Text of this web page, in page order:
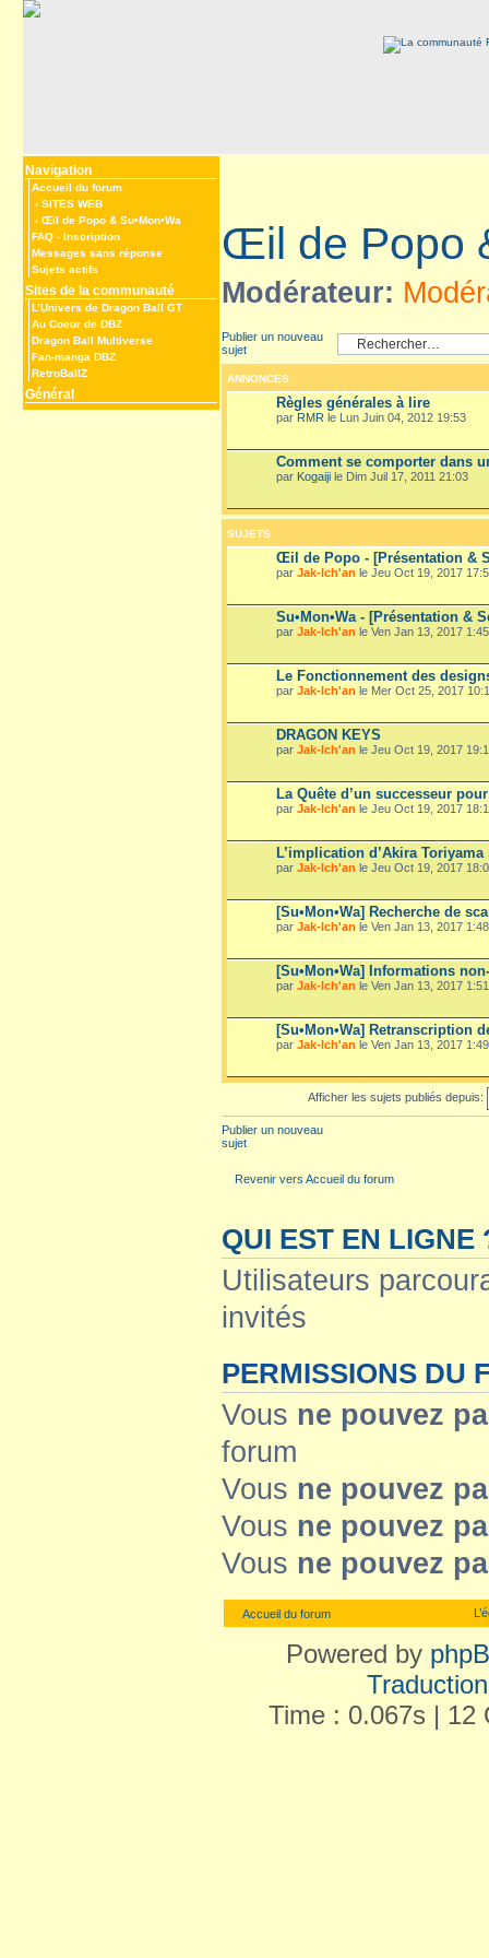
Navigation
Accueil du forum
‹ SITES WEB
‹ Œil de Popo & Su•Mon•Wa
FAQ - Inscription
Messages sans réponse
Sujets actifs
Sites de la communauté
L’Univers de Dragon Ball GT
Au Coeur de DBZ
Dragon Ball Multiverse
Fan-manga DBZ
RetroBallZ
Général
Œil de Popo
Modérateur:
Publier un nouveau
sujet
ANNONCES
Règles générales à lire
par RMR le Lun Juin 04, 2012 19:53
Comment se comporter dans
par Kogaiji le Dim Juil 17, 2011 21:03
SUJETS
Œil de Popo - [Présentation &
par Jak-Ich'an le Jeu Oct 19, 2017
Su•Mon•Wa - [Présentation &
par Jak-Ich'an le Ven Jan 13, 2017 1:45
Le Fonctionnement des
par Jak-Ich'an le Mer Oct 25, 2017
DRAGON KEYS
par Jak-Ich'an le Jeu Oct 19, 2017
La Quête d’un successeur
par Jak-Ich'an le Jeu Oct 19, 2017
L’implication d’Akira
par Jak-Ich'an le Jeu Oct 19, 2017
[Su•Mon•Wa] Recherche de
par Jak-Ich'an le Ven Jan 13, 2017 1:48
[Su•Mon•Wa] Informations
par Jak-Ich'an le Ven Jan 13, 2017 1:51
[Su•Mon•Wa] Retranscription
par Jak-Ich'an le Ven Jan 13, 2017 1:49
Afficher les sujets publiés depuis:
Publier un nouveau
sujet
Revenir vers Accueil du forum
QUI EST EN LIGNE
Utilisateurs
invités
PERMISSIONS DU
Vous ne pouvez
forum
Vous ne pouvez
Vous ne pouvez
Vous ne pouvez
Accueil du forum
Powered by
Time : 0.067s | 12